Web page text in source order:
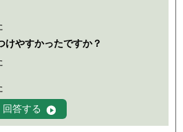
けやすかったですか？